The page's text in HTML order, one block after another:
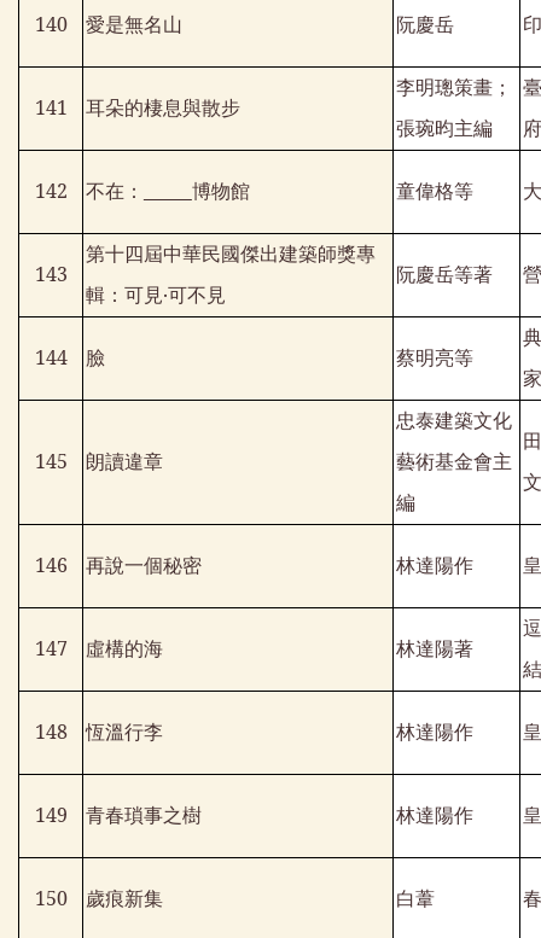
140 愛是無名山 阮慶岳
141 耳朵的棲息與散步
李明璁策畫；
張琬昀主編
142 不在： 博物館 童偉格等
143
第十四屆中華民國傑出建築師獎專
輯：可見‧可不見
阮慶岳等著
144 臉 蔡明亮等
145 朗讀違章
忠泰建築文化
藝術基金會主
編
146 再說一個秘密 林達陽作
147 虛構的海 林達陽著
148 恆溫行李 林達陽作
149 青春瑣事之樹 林達陽作
150 歲痕新集 白葦